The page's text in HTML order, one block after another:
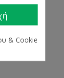
& Cookie